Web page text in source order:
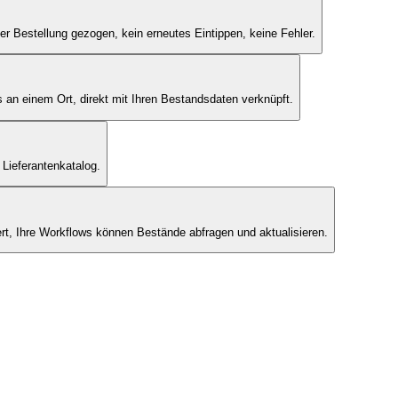
Bestellung gezogen, kein erneutes Eintippen, keine Fehler.
einem Ort, direkt mit Ihren Bestandsdaten verknüpft.
Ihre Workflows können Bestände abfragen und aktualisieren.